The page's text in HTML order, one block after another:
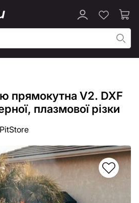
прямокутна V2. DXF
плазмової різки